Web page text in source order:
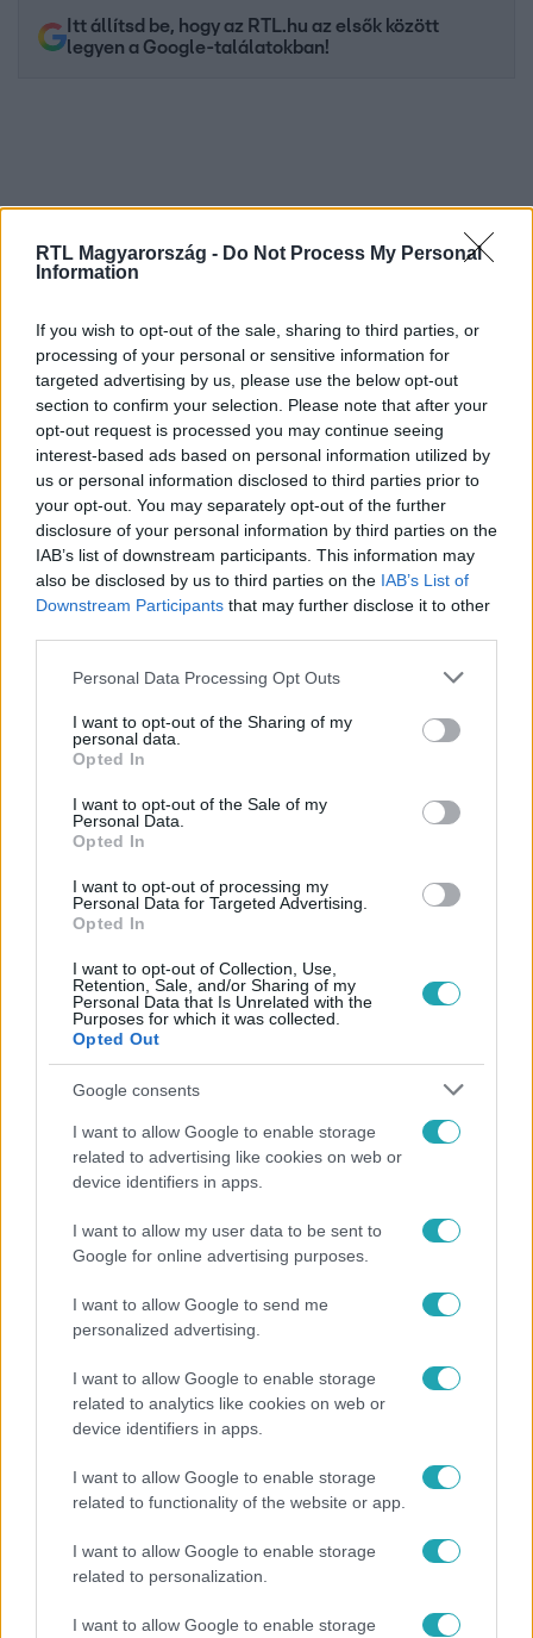
RTL Magyarország - Do Not Process My Personal
Information
If you wish to opt-out of the sale, sharing to third parties, or
processing of your personal or sensitive information for
targeted advertising by us, please use the below opt-out
section to confirm your selection. Please note that after your
opt-out request is processed you may continue seeing
interest-based ads based on personal information utilized by
us or personal information disclosed to third parties prior to
your opt-out. You may separately opt-out of the further
disclosure of your personal information by third parties on the
IAB’s list of downstream participants. This information may
also be disclosed by us to third parties on the IAB’s List of
Downstream Participants that may further disclose it to other
Please note that this website/app uses one or more Google
not limited to your visit or usage behaviour. You may click to
grant or deny consent to Google and its third-party tags to
use your data for below specified purposes in below Google
consent section.
Personal Data Processing Opt Outs
I want to opt-out of the Sharing of my
personal data.
Opted In
I want to opt-out of the Sale of my
Personal Data.
Opted In
I want to opt-out of processing my
Personal Data for Targeted Advertising.
Opted In
I want to opt-out of Collection, Use,
Retention, Sale, and/or Sharing of my
Personal Data that Is Unrelated with the
Purposes for which it was collected.
Opted Out
Google consents
I want to allow Google to enable storage
related to advertising like cookies on web or
device identifiers in apps.
I want to allow my user data to be sent to
Google for online advertising purposes.
I want to allow Google to send me
personalized advertising.
I want to allow Google to enable storage
related to analytics like cookies on web or
device identifiers in apps.
I want to allow Google to enable storage
related to functionality of the website or app.
I want to allow Google to enable storage
related to personalization.
I want to allow Google to enable storage
Itt állítsd be, hogy az RTL.hu az elsők között
legyen a Google-találatokban!
Kövess minket, és értesülj a friss hírekről a
Facebookon is!
Követem
#VIDEÓ # FERENC PÁPA #PÁPALÁTOGATÁS
A fiataloknak üzent Majka: „Hagyjátok ezt abba,